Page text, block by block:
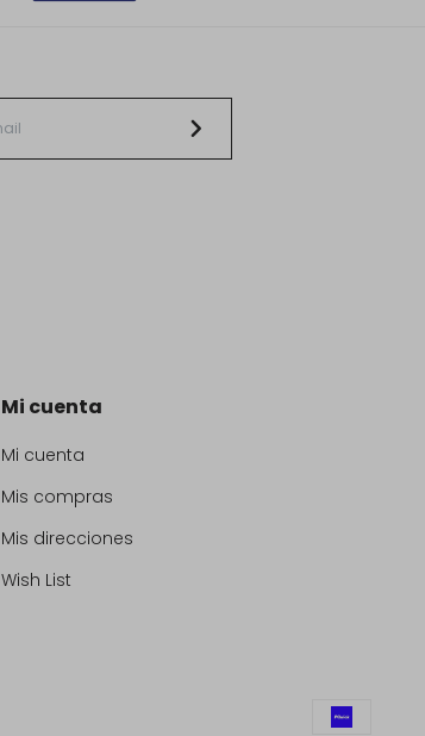
Mi cuenta
Mi cuenta
Mis compras
Mis direcciones
Wish List